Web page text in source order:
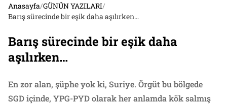
Anasayfa/GÜNÜN YAZILARI/
Barış sürecinde bir eşik daha aşılırken…
Barış sürecinde bir eşik daha
aşılırken…
En zor alan, şüphe yok ki, Suriye. Örgüt bu bölgede
SGD içinde, YPG-PYD olarak her anlamda kök salmış